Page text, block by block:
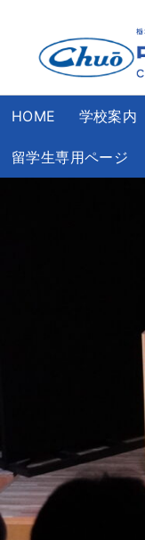
HOME 学校案内
留学生専用ページ